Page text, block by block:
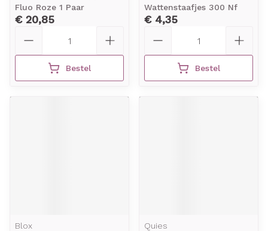
Fluo Roze 1 Paar
€ 20,85
Bestel
Wattenstaafjes 300 Nf
€ 4,35
Bestel
Blox
Quies